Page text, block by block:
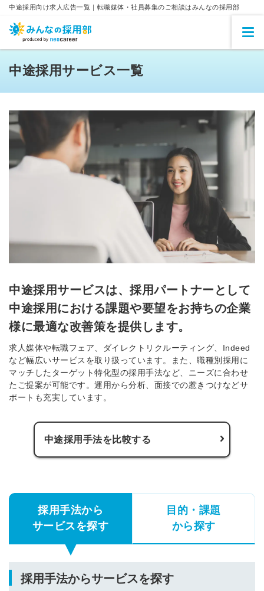
中途採用向け求人広告一覧｜転職媒体・社員募集のご相談はみんなの採用部
中途採用サービス一覧
中途採用サービスは、採用パートナーとして
中途採用における課題や要望をお持ちの企業
様に最適な改善策を提供します。
求人媒体や転職フェア、ダイレクトリクルーティング、Indeed
など幅広いサービスを取り扱っています。また、職種別採用に
マッチしたターゲット特化型の採用手法など、ニーズに合わせ
たご提案が可能です。運用から分析、面接での惹きつけなどサ
ポートも充実しています。
中途採用手法を比較する
採用手法から
サービスを探す
目的・課題
から探す
採用手法からサービスを探す